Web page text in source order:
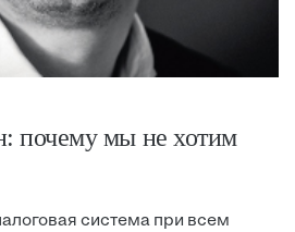
почему мы не хотим
система при всем